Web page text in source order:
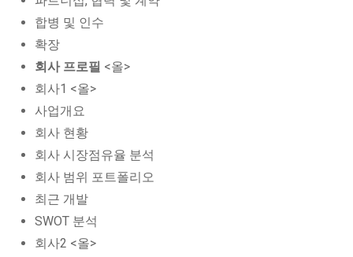
합병 및 인수
확장
회사 프로필 <올>
회사1 <올>
사업개요
회사 현황
회사 시장점유율 분석
회사 범위 포트폴리오
최근 개발
SWOT 분석
회사2 <올>